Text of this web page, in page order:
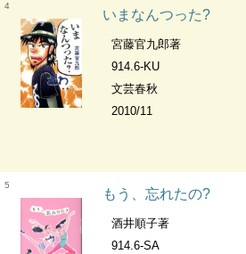
4
いまなんつった?
宮藤官九郎著
914.6-KU
文芸春秋
2010/11
5
もう、忘れたの?
酒井順子著
914.6-SA